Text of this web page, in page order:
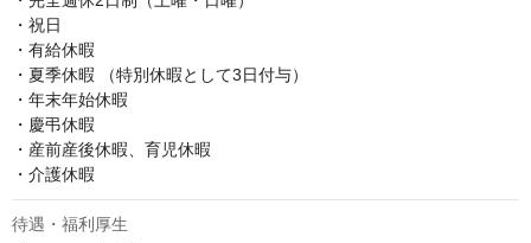
・祝日
・有給休暇
・夏季休暇 （特別休暇として3日付与）
・年末年始休暇
・慶弔休暇
・産前産後休暇、育児休暇
・介護休暇
待遇・福利厚生